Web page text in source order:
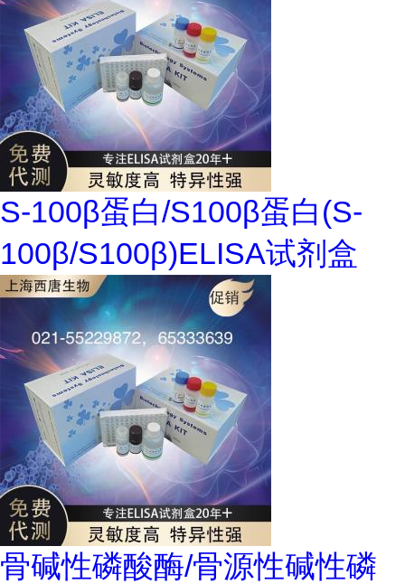
S-100β蛋白/S100β蛋白(S-
100β/S100β)ELISA试剂盒
骨碱性磷酸酶/骨源性碱性磷